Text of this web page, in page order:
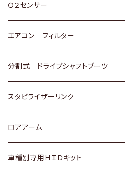
スバル
三菱
スバル
ダイハツ
マツダ
三菱
スバル
ダイハツ
三菱
スバル
ホンダ
スズキ
日産
いすゞ
ダイハツ
マツダ
Ｏ２センサー
トヨタ
ホンダ
スズキ
日産
ダイハツ
エアコン フィルター
トヨタ
ホンダ
スズキ
日産
分割式 ドライブシャフトブーツ
トヨタ
ホンダ
スズキ
スタビライザーリンク
トヨタ
ホンダ
ロアアーム
ホンダ
車種別専用ＨＩＤキット